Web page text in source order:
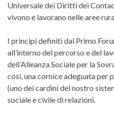
Universale dei Diritti dei
vivono e lavorano nelle aree
I principi definiti dal Primo
all’interno del percorso e del
dell’Alleanza Sociale per la
cosi, una cornice adeguata per
(uno dei cardini del nostro
sociale e civile di relazioni.